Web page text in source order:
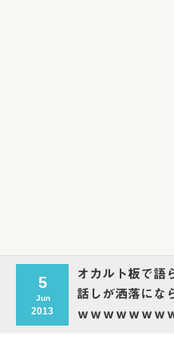
5
Jun
2013
オカルト板で語
話しが洒落にな
ｗｗｗｗｗｗｗ